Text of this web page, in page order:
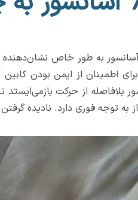
و ارور 71 آسانسور به طور خاص
اطمینان از ایمن بودن کابین
به توجه فوری دارد. نادیده